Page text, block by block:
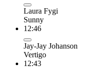
Laura Fygi
Sunny
12:46
Jay-Jay Johanson
Vertigo
12:43